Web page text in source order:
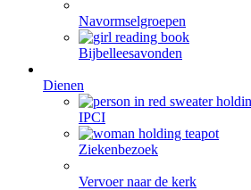
Navormselgroepen
Bijbelleesavonden
Dienen
IPCI
Ziekenbezoek
Vervoer naar de kerk